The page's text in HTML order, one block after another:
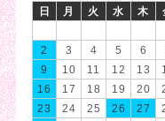
日
月 火 水 木
2
3 4 5 6
9
10 11 12 13
16
17 18 19 20
23
24 25 26 27